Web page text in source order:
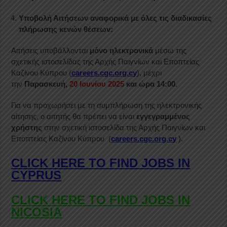
Υποβολή Αιτήσεων αναφορικά με όλες τις διαδικασίες
πλήρωσης κενών θέσεων:
Αιτήσεις υποβάλλονται μόνο ηλεκτρονικά μέσω της
σχετικής ιστοσελίδας της Αρχής Παιγνίων και Εποπτείας
Καζίνου Κύπρου (careers.cgc.org.cy), μέχρι
την Παρασκευή, 20 Ιουνίου 2025 και ώρα 14:00.
Για να προχωρήσει με τη συμπλήρωση της ηλεκτρονικής
αίτησης, ο αιτητής θα πρέπει να είναιεγγεγραμμένος
χρήστης στην σχετική ιστοσελίδα της Αρχής Παιγνίων και
Εποπτείας Καζίνου Κύπρου (careers.cgc.org.cy ).
CLICK HERE TO FIND JOBS IN
CYPRUS
CLICK HERE TO FIND JOBS IN
NICOSIA